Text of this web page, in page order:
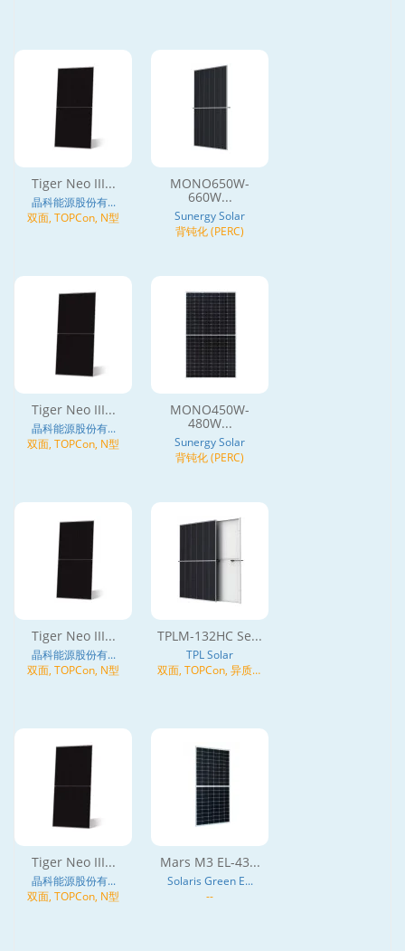
Tiger Neo III...
晶科能源股份有...
双面, TOPCon, N型
MONO650W-
660W...
Sunergy Solar
背钝化 (PERC)
Tiger Neo III...
晶科能源股份有...
双面, TOPCon, N型
MONO450W-
480W...
Sunergy Solar
背钝化 (PERC)
Tiger Neo III...
晶科能源股份有...
双面, TOPCon, N型
TPLM-132HC Se...
TPL Solar
双面, TOPCon, 异质结
Tiger Neo III...
晶科能源股份有...
双面, TOPCon, N型
Mars M3 EL-43...
Solaris Green E...
--